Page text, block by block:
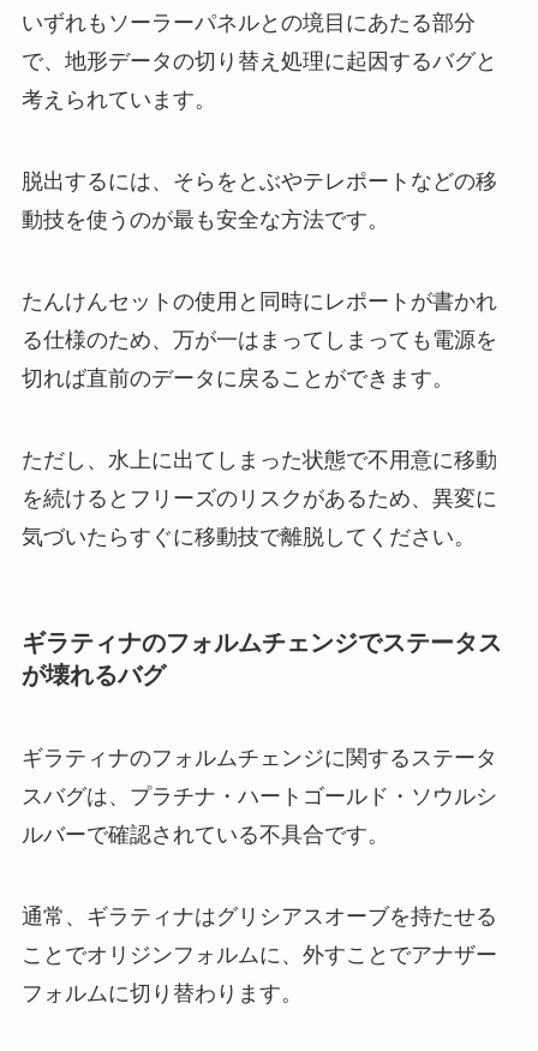
いずれもソーラーパネルとの境目にあたる部分
で、地形データの切り替え処理に起因するバグと
考えられています。
脱出するには、そらをとぶやテレポートなどの移
動技を使うのが最も安全な方法です。
たんけんセットの使用と同時にレポートが書かれ
る仕様のため、万が一はまってしまっても電源を
切れば直前のデータに戻ることができます。
ただし、水上に出てしまった状態で不用意に移動
を続けるとフリーズのリスクがあるため、異変に
気づいたらすぐに移動技で離脱してください。
ギラティナのフォルムチェンジでステータス
が壊れるバグ
ギラティナのフォルムチェンジに関するステータ
スバグは、プラチナ・ハートゴールド・ソウルシ
ルバーで確認されている不具合です。
通常、ギラティナはグリシアスオーブを持たせる
ことでオリジンフォルムに、外すことでアナザー
フォルムに切り替わります。